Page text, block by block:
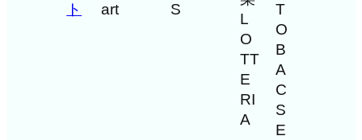
ト
art
S
L
O
TT
E
RI
A
T
O
B
A
C
S
E